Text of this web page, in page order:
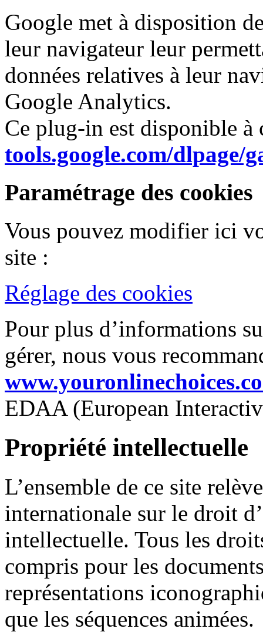
Google met à disposition
leur navigateur leur
données relatives à leur
Google Analytics.
Ce plug-in est disponible à
tools.google.com/dlpage/
Paramétrage des cookies
Vous pouvez modifier ici
site :
Réglage des cookies
Pour plus d’informations
gérer, nous vous
EDAA (European
Propriété intellectuelle
L’ensemble de ce site
internationale sur le droit
intellectuelle. Tous les
compris pour les
représentations
que les séquences animées.